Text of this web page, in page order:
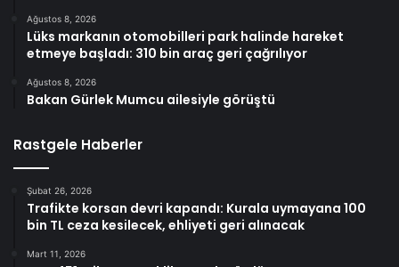
Ağustos 8, 2026
Lüks markanın otomobilleri park halinde hareket
etmeye başladı: 310 bin araç geri çağrılıyor
Ağustos 8, 2026
Bakan Gürlek Mumcu ailesiyle görüştü
Rastgele Haberler
Şubat 26, 2026
Trafikte korsan devri kapandı: Kurala uymayana 100
bin TL ceza kesilecek, ehliyeti geri alınacak
Mart 11, 2026